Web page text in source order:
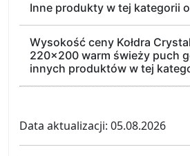
Inne produkty w tej kategorii
Wysokość ceny Kołdra
220x200 warm świeży puch
innych produktów w tej
Data aktualizacji: 05.08.2026